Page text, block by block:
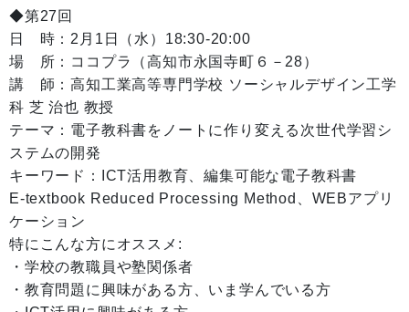
◆第27回
日 時：2月1日（水）18:30-20:00
場 所：ココプラ（高知市永国寺町６－28）
講 師：高知工業高等専門学校 ソーシャルデザイン工学
科 芝 治也 教授
テーマ：電子教科書をノートに作り変える次世代学習シ
ステムの開発
キーワード：ICT活用教育、編集可能な電子教科書
E-textbook Reduced Processing Method、WEBアプリ
ケーション
特にこんな方にオススメ:
・学校の教職員や塾関係者
・教育問題に興味がある方、いま学んでいる方